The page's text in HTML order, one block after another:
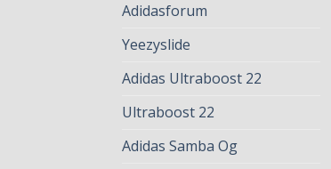
Adidasforum
Yeezyslide
Adidas Ultraboost 22
Ultraboost 22
Adidas Samba Og